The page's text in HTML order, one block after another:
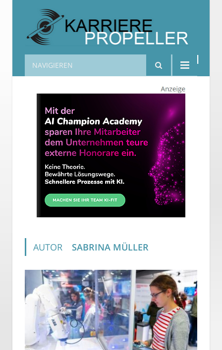
Karrierepropeller
NAVIGIEREN
AUTOR SABRINA MÜLLER